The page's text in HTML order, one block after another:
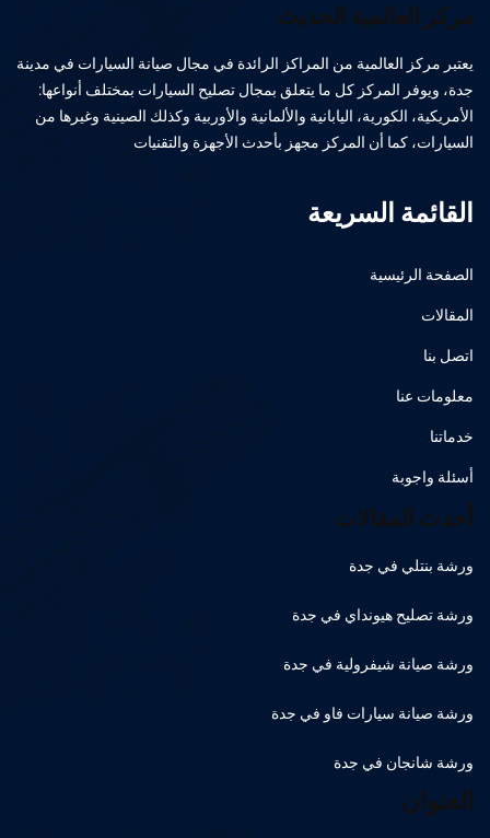
مركز العالمية الحديث
يعتبر مركز العالمية من المراكز الرائدة في مجال صيانة السيارات في مدينة
جدة، ويوفر المركز كل ما يتعلق بمجال تصليح السيارات بمختلف أنواعها:
الأمريكية، الكورية، اليابانية والألمانية والأوربية وكذلك الصينية وغيرها من
السيارات، كما أن المركز مجهز بأحدث الأجهزة والتقنيات
القائمة السريعة
الصفحة الرئيسية
المقالات
اتصل بنا
معلومات عنا
خدماتنا
أسئلة واجوبة
أحدث المقالات
ورشة بنتلي في جدة
ورشة تصليح هيونداي في جدة
ورشة صيانة شيفرولية في جدة
ورشة صيانة سيارات فاو في جدة
ورشة شانجان في جدة
العنوان